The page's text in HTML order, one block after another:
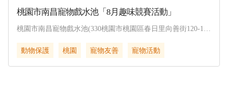
桃園市南昌寵物戲水池「8月趣味競賽活動」
桃園市南昌寵物戲水池(330桃園市桃園區春日里向善街120-1
動物保護
桃園 寵物友善 寵物活動